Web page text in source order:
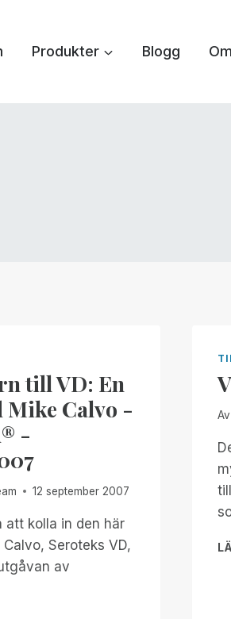
Produkter Blogg Om
till VD: En
Calvo -
-
12 september 2007
att kolla in den här
Seroteks VD,
av
Av